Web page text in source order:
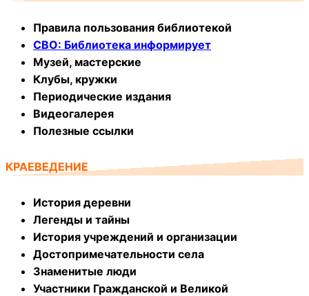
Правила пользования библиотекой
СВО: Библиотека информирует
Музей, мастерские
Клубы, кружки
Периодические издания
Видеогалерея
Полезные ссылки
КРАЕВЕДЕНИЕ
История деревни
Легенды и тайны
История учреждений и организации
Достопримечательности села
Знаменитые люди
Участники Гражданской и Великой